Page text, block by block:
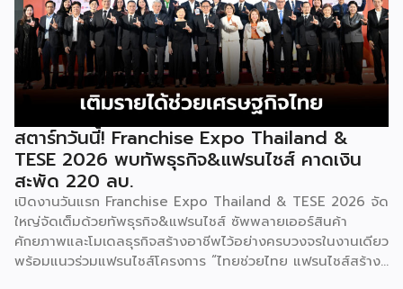
โป (Franchise Expo Thailand by Smart SME Expo)” ซึ่ง
เป็นงานแสดงธุรกิจแฟรนไชส์ชั้นนำที่จัดขึ้นโดย บริษัท พีเอ็มจี
คอร์ปอเรชัน จำกัด เพื่อยกระดับศักยภาพของผู้ประกอบการและ
เจ้าของธุรกิจที่ต้องการขยายกิจการผ่านระบบแฟรนไชส์ […]
สตาร์ทวันนี้! Franchise Expo Thailand &
TESE 2026 พบทัพธุรกิจ&แฟรนไชส์ คาดเงิน
สะพัด 220 ลบ.
เปิดงานวันแรก Franchise Expo Thailand & TESE 2026 จัด
ใหญ่จัดเต็มด้วยทัพธุรกิจ&แฟรนไชส์ ซัพพลายเออร์สินค้า
ศักยภาพและโมเดลธุรกิจสร้างอาชีพไว้อย่างครบวงจรในงานเดียว
พร้อมแนวร่วมแฟรนไชส์โครงการ “ไทยช่วยไทย แฟรนไชส์สร้าง